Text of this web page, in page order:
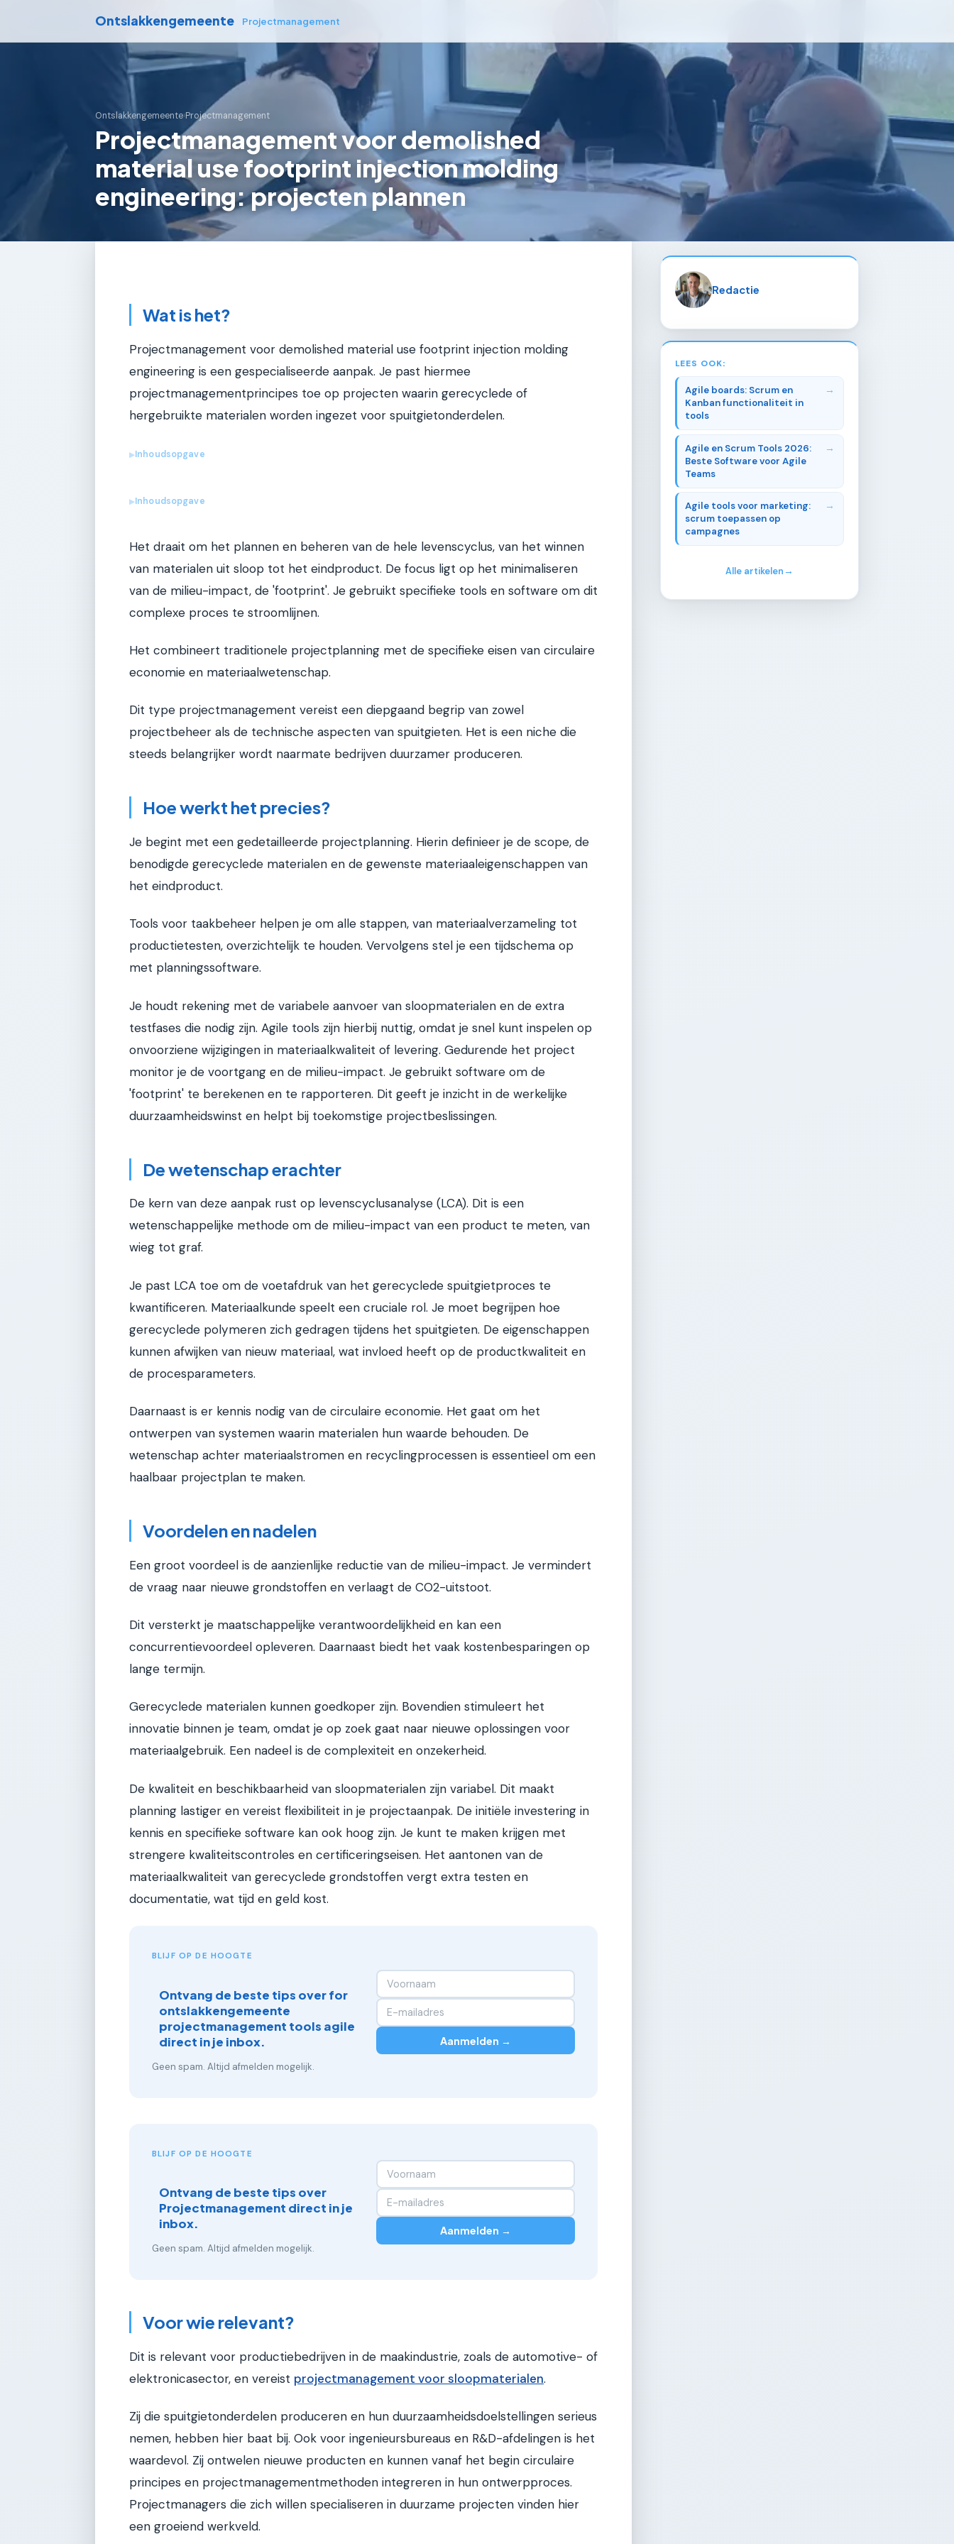
Ontslakkengemeente Projectmanagement
Ontslakkengemeente›Projectmanagement
Projectmanagement voor demolished
material use footprint injection molding
engineering: projecten plannen
Wat is het?
Projectmanagement voor demolished material use footprint injection molding
engineering is een gespecialiseerde aanpak. Je past hiermee
projectmanagementprincipes toe op projecten waarin gerecyclede of
hergebruikte materialen worden ingezet voor spuitgietonderdelen.
▶Inhoudsopgave
▶Inhoudsopgave
Het draait om het plannen en beheren van de hele levenscyclus, van het winnen
van materialen uit sloop tot het eindproduct. De focus ligt op het minimaliseren
van de milieu-impact, de 'footprint'. Je gebruikt specifieke tools en software om dit
complexe proces te stroomlijnen.
Het combineert traditionele projectplanning met de specifieke eisen van circulaire
economie en materiaalwetenschap.
Dit type projectmanagement vereist een diepgaand begrip van zowel
projectbeheer als de technische aspecten van spuitgieten. Het is een niche die
steeds belangrijker wordt naarmate bedrijven duurzamer produceren.
Hoe werkt het precies?
Je begint met een gedetailleerde projectplanning. Hierin definieer je de scope, de
benodigde gerecyclede materialen en de gewenste materiaaleigenschappen van
het eindproduct.
Tools voor taakbeheer helpen je om alle stappen, van materiaalverzameling tot
productietesten, overzichtelijk te houden. Vervolgens stel je een tijdschema op
met planningssoftware.
Je houdt rekening met de variabele aanvoer van sloopmaterialen en de extra
testfases die nodig zijn. Agile tools zijn hierbij nuttig, omdat je snel kunt inspelen op
onvoorziene wijzigingen in materiaalkwaliteit of levering. Gedurende het project
monitor je de voortgang en de milieu-impact. Je gebruikt software om de
'footprint' te berekenen en te rapporteren. Dit geeft je inzicht in de werkelijke
duurzaamheidswinst en helpt bij toekomstige projectbeslissingen.
De wetenschap erachter
De kern van deze aanpak rust op levenscyclusanalyse (LCA). Dit is een
wetenschappelijke methode om de milieu-impact van een product te meten, van
wieg tot graf.
Je past LCA toe om de voetafdruk van het gerecyclede spuitgietproces te
kwantificeren. Materiaalkunde speelt een cruciale rol. Je moet begrijpen hoe
gerecyclede polymeren zich gedragen tijdens het spuitgieten. De eigenschappen
kunnen afwijken van nieuw materiaal, wat invloed heeft op de productkwaliteit en
de procesparameters.
Daarnaast is er kennis nodig van de circulaire economie. Het gaat om het
ontwerpen van systemen waarin materialen hun waarde behouden. De
wetenschap achter materiaalstromen en recyclingprocessen is essentieel om een
haalbaar projectplan te maken.
Voordelen en nadelen
Een groot voordeel is de aanzienlijke reductie van de milieu-impact. Je vermindert
de vraag naar nieuwe grondstoffen en verlaagt de CO2-uitstoot.
Dit versterkt je maatschappelijke verantwoordelijkheid en kan een
concurrentievoordeel opleveren. Daarnaast biedt het vaak kostenbesparingen op
lange termijn.
Gerecyclede materialen kunnen goedkoper zijn. Bovendien stimuleert het
innovatie binnen je team, omdat je op zoek gaat naar nieuwe oplossingen voor
materiaalgebruik. Een nadeel is de complexiteit en onzekerheid.
De kwaliteit en beschikbaarheid van sloopmaterialen zijn variabel. Dit maakt
planning lastiger en vereist flexibiliteit in je projectaanpak. De initiële investering in
kennis en specifieke software kan ook hoog zijn. Je kunt te maken krijgen met
strengere kwaliteitscontroles en certificeringseisen. Het aantonen van de
materiaalkwaliteit van gerecyclede grondstoffen vergt extra testen en
documentatie, wat tijd en geld kost.
BLIJF OP DE HOOGTE
Ontvang de beste tips over for
ontslakkengemeente
projectmanagement tools agile
direct in je inbox.
Geen spam. Altijd afmelden mogelijk.
Aanmelden →
BLIJF OP DE HOOGTE
Ontvang de beste tips over
Projectmanagement direct in je
inbox.
Geen spam. Altijd afmelden mogelijk.
Aanmelden →
Voor wie relevant?
Dit is relevant voor productiebedrijven in de maakindustrie, zoals de automotive- of
elektronicasector, en vereist projectmanagement voor sloopmaterialen.
Zij die spuitgietonderdelen produceren en hun duurzaamheidsdoelstellingen serieus
nemen, hebben hier baat bij. Ook voor ingenieursbureaus en R&D-afdelingen is het
waardevol. Zij ontwelen nieuwe producten en kunnen vanaf het begin circulaire
principes en projectmanagementmethoden integreren in hun ontwerpproces.
Projectmanagers die zich willen specialiseren in duurzame projecten vinden hier
een groeiend werkveld.
Redactie
LEES OOK:
Agile boards: Scrum en
Kanban functionaliteit in
tools
Agile en Scrum Tools 2026:
Beste Software voor Agile
Teams
Agile tools voor marketing:
scrum toepassen op
campagnes
Alle artikelen